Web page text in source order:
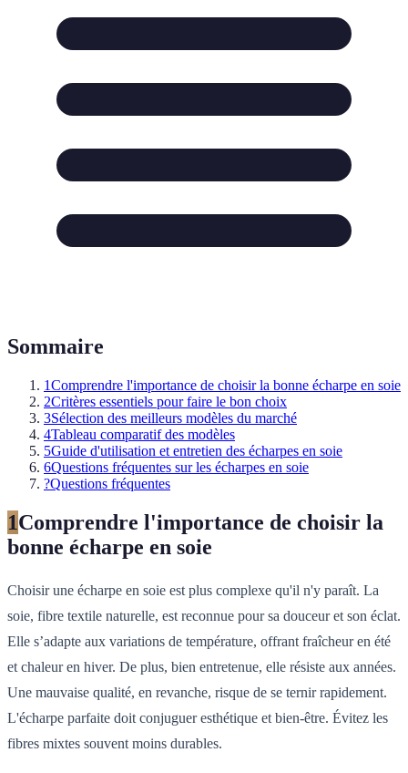
Sommaire
1Comprendre l'importance de choisir la bonne écharpe en soie
2Critères essentiels pour faire le bon choix
3Sélection des meilleurs modèles du marché
4Tableau comparatif des modèles
5Guide d'utilisation et entretien des écharpes en soie
6Questions fréquentes sur les écharpes en soie
?Questions fréquentes
1Comprendre l'importance de choisir la
bonne écharpe en soie
Choisir une écharpe en soie est plus complexe qu'il n'y paraît. La
soie, fibre textile naturelle, est reconnue pour sa douceur et son éclat.
Elle s’adapte aux variations de température, offrant fraîcheur en été
et chaleur en hiver. De plus, bien entretenue, elle résiste aux années.
Une mauvaise qualité, en revanche, risque de se ternir rapidement.
L'écharpe parfaite doit conjuguer esthétique et bien-être. Évitez les
fibres mixtes souvent moins durables.